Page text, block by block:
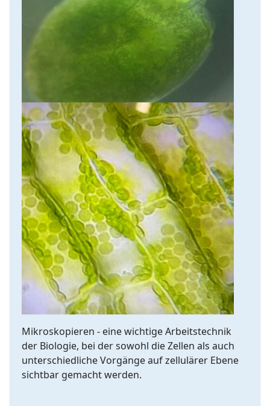
Mikroskopieren - eine wichtige Arbeitstechnik
der Biologie, bei der sowohl die Zellen als auch
unterschiedliche Vorgänge auf zellulärer Ebene
sichtbar gemacht werden.